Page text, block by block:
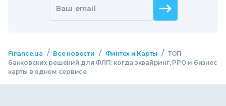
Ваш email
Finance.ua / Все новости / Финтех и Карты / ТОП
банковских решений для ФЛП: когда эквайринг, РРО и бизнес
карты в одном сервисе